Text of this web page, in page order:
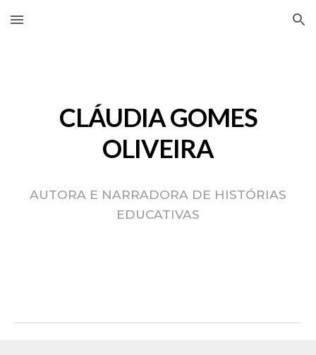
Skip to main content Skip to navigation
CLÁUDIA GOMES
OLIVEIRA
AUTORA E NARRADORA DE HISTÓRIAS
EDUCATIVAS